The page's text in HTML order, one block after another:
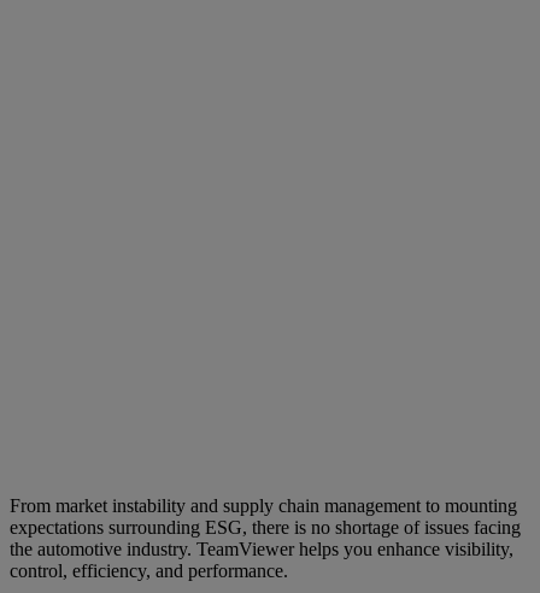
From market instability and supply chain management to mounting
expectations surrounding ESG, there is no shortage of issues facing
the automotive industry. TeamViewer helps you enhance visibility,
control, efficiency, and performance.